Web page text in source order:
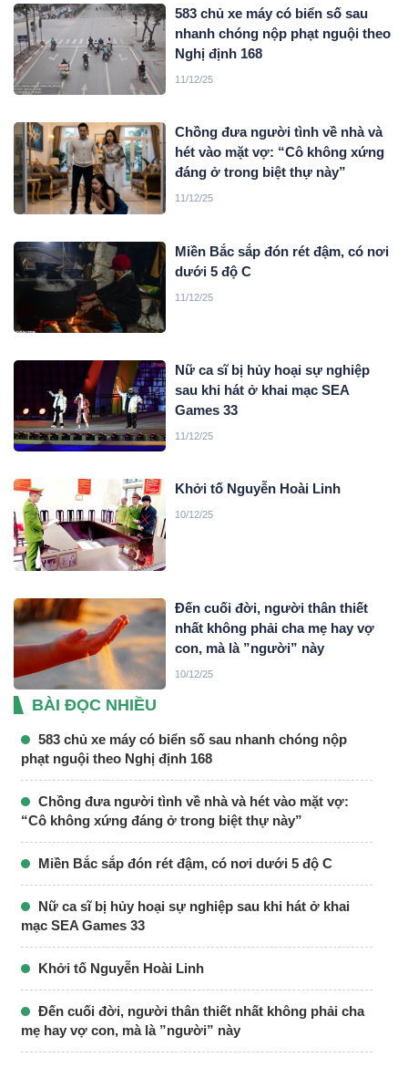
583 chủ xe máy có biển số sau
nhanh chóng nộp phạt nguội theo
Nghị định 168
11/12/25
Chồng đưa người tình về nhà và
hét vào mặt vợ: “Cô không xứng
đáng ở trong biệt thự này”
11/12/25
Miền Bắc sắp đón rét đậm, có nơi
dưới 5 độ C
11/12/25
Nữ ca sĩ bị hủy hoại sự nghiệp
sau khi hát ở khai mạc SEA
Games 33
11/12/25
Khởi tố Nguyễn Hoài Linh
10/12/25
Đến cuối đời, người thân thiết
nhất không phải cha mẹ hay vợ
con, mà là ”người” này
10/12/25
BÀI ĐỌC NHIỀU
583 chủ xe máy có biển số sau nhanh chóng nộp
phạt nguội theo Nghị định 168
Chồng đưa người tình về nhà và hét vào mặt vợ:
“Cô không xứng đáng ở trong biệt thự này”
Miền Bắc sắp đón rét đậm, có nơi dưới 5 độ C
Nữ ca sĩ bị hủy hoại sự nghiệp sau khi hát ở khai
mạc SEA Games 33
Khởi tố Nguyễn Hoài Linh
Đến cuối đời, người thân thiết nhất không phải cha
mẹ hay vợ con, mà là ”người” này